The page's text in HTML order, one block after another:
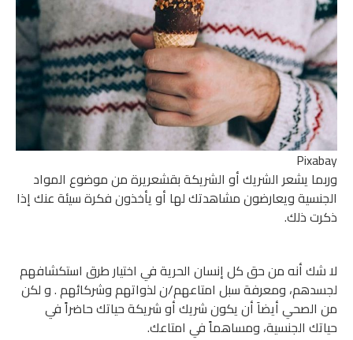
Pixabay
وربما يشعر الشريك أو الشريكة بقشعريرة من موضوع المواد
الجنسية ويعارضون مشاهدتك لها أو يأخذون فكرة سيئة عنك إذا
ذكرت ذلك.
لا شك أنه من حق كل إنسان الحرية في اختيار طرق استكشافهم
لجسدهم، ومعرفة سبل امتاعهم/ن لذواتهم وشركائهم . و لكن
من الصحي أيضاَ أن يكون شريك أو شريكة حياتك حاضراً في
حياتك الجنسية، ومساهماً في امتاعك.